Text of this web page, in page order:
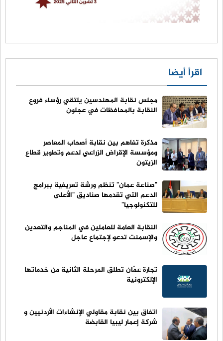
اقرأ أيضا
مجلس نقابة المهندسين يلتقي رؤساء فروع
النقابة بالمحافظات في عجلون
مذكرة تفاهم بين نقابة أصحاب المعاصر
ومؤسسة الإقراض الزراعي لدعم وتطوير قطاع
الزيتون
"صناعة عمان" تنظم ورشة تعريفية ببرامج
الدعم التي تقدمها صناديق "الأعلى
للتكنولوجيا"
النقابة العامة للعاملين في المناجم والتعدين
والإسمنت تدعو لإجتماع عاجل
تجارة عمّان تطلق المرحلة الثانية من خدماتها
الإلكترونية
اتفاق بين نقابة مقاولي الإنشاءات الأردنيين و
شركة إعمار ليبيا القابضة